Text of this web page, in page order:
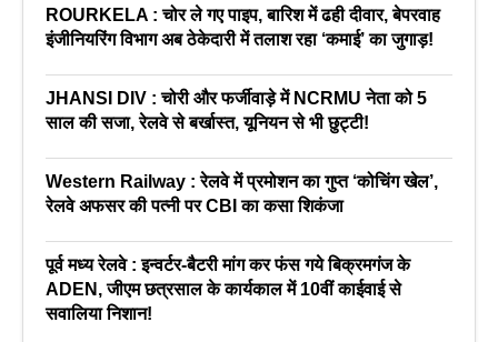
ROURKELA : चोर ले गए पाइप, बारिश में ढही दीवार, बेपरवाह
इंजीनियरिंग विभाग अब ठेकेदारी में तलाश रहा ‘कमाई’ का जुगाड़!
JHANSI DIV : चोरी और फर्जीवाड़े में NCRMU नेता को 5
साल की सजा, रेलवे से बर्खास्त, यूनियन से भी छुट्टी!
Western Railway : रेलवे में प्रमोशन का गुप्त ‘कोचिंग खेल’,
रेलवे अफसर की पत्नी पर CBI का कसा शिकंजा
पूर्व मध्य रेलवे : इन्वर्टर-बैटरी मांग कर फंस गये बिक्रमगंज के
ADEN, जीएम छत्रसाल के कार्यकाल में 10वीं काईवाई से
सवालिया निशान!